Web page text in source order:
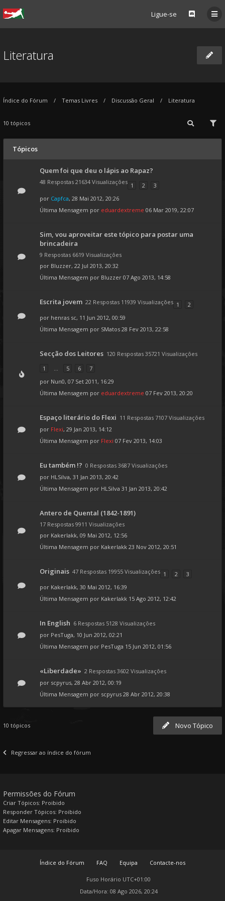
Ligue-se
Literatura
Índice do Fórum Temas Livres Discussão Geral Literatura
10 tópicos
Tópicos
Quem foi que deu o lápis ao Rapaz?
48 Respostas 21634 Visualizações 1 2
3
por Capfca, 28 Mai 2012, 20:26
Última Mensagem por eduardextreme 06 Mar 2019, 22:07
Sim, vou aproveitar este tópico para postar uma
brincadeira
9 Respostas 6619 Visualizações
por Bluzzer, 22 Jul 2013, 20:32
Última Mensagem por Bluzzer 07 Ago 2013, 14:58
Escrita jovem 22 Respostas 11939 Visualizações 1
2
por henras sc, 11 Jun 2012, 00:59
Última Mensagem por SMatos 28 Fev 2013, 22:58
Secção dos Leitores 120 Respostas 35721 Visualizações
1
... 5 6
7
por Nun0, 07 Set 2011, 16:29
Última Mensagem por eduardextreme 07 Fev 2013, 20:20
Espaço literário do Flexi 11 Respostas 7107 Visualizações
por Flexi, 29 Jan 2013, 14:12
Última Mensagem por Flexi 07 Fev 2013, 14:03
Eu também !? 0 Respostas 3687 Visualizações
por HLSilva, 31 Jan 2013, 20:42
Última Mensagem por HLSilva 31 Jan 2013, 20:42
Antero de Quental (1842-1891)
17 Respostas 9911 Visualizações
por Kakerlakk, 09 Mai 2012, 12:56
Última Mensagem por Kakerlakk 23 Nov 2012, 20:51
Originais 47 Respostas 19955 Visualizações 1 2
3
por Kakerlakk, 30 Mai 2012, 16:39
Última Mensagem por Kakerlakk 15 Ago 2012, 12:42
In English 6 Respostas 5128 Visualizações
por PesTuga, 10 Jun 2012, 02:21
Última Mensagem por PesTuga 15 Jun 2012, 01:56
«Liberdade» 2 Respostas 3602 Visualizações
por scpyrus, 28 Abr 2012, 00:19
Última Mensagem por scpyrus 28 Abr 2012, 20:38
Novo Tópico
10 tópicos
Regressar ao índice do fórum
Permissões do Fórum
Criar Tópicos: Proibido
Responder Tópicos: Proibido
Editar Mensagens: Proibido
Apagar Mensagens: Proibido
Índice do Fórum FAQ Equipa Contacte-nos
Fuso Horário UTC+01:00
Data/Hora: 08 Ago 2026, 20:24